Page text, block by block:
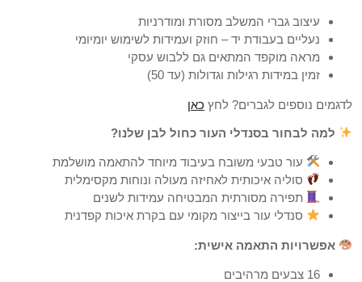
עיצוב גברי המשלב מסורת ומודרניות
נעליים בעבודת יד – חוזק ועמידות לשימוש יומיומי
מראה מוקפד המתאים גם ללבוש עסקי
זמין במידות רגילות וגדולות (עד 50)
לדגמים נוספים לגברים? לחץ כאן
למה לבחור בסנדלי העור כחול לבן שלנו?
עור טבעי משובח בעיבוד מיוחד להתאמה מושלמת
סוליה איכותית לאחיזה מעולה ונוחות מקסימלית
תפירה מסורתית המבטיחה עמידות לשנים
סנדלי עור בייצור מקומי עם בקרת איכות קפדנית
אפשרויות התאמה אישית:
16 צבעים מרהיבים